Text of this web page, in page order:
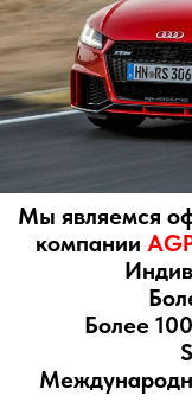
Мы являемся
компанииAGP
Более 13
Более 1000
Международный
стандарту
ISO9001 (ГОСТ
Перепрограммирование
Motorsport это
управления двигателем.
прошивки. Это
для каждого измененного
автомобиля. Каждая
региональные условия.
желанию владельца